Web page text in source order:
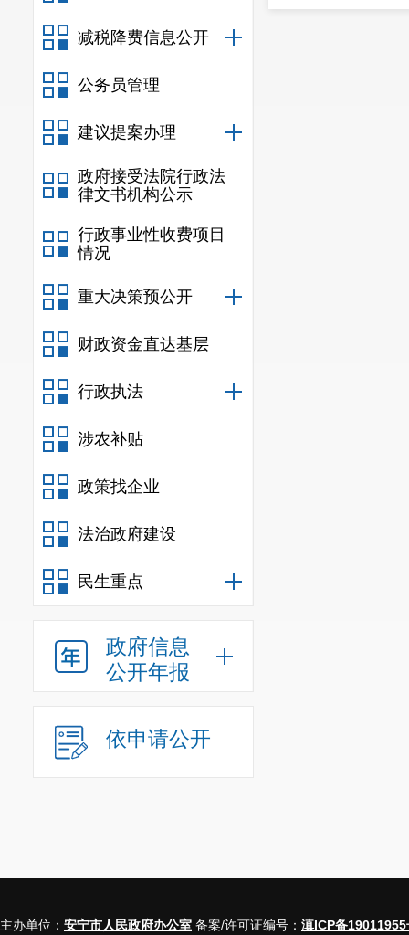
减税降费信息公开
公务员管理
建议提案办理
政府接受法院行政法
律文书机构公示
行政事业性收费项目
情况
重大决策预公开
财政资金直达基层
行政执法
涉农补贴
政策找企业
法治政府建设
民生重点
政府信息
公开年报
依申请公开
健食品、药品、医
主办单位： 安宁市人民政府办公室 备案/许可证编号： 滇ICP备